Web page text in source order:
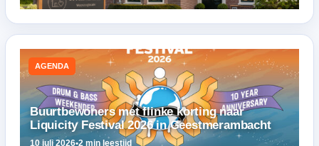
AGENDA
Buurtbewoners met flinke korting naar
Liquicity Festival 2026 in Geestmerambacht
10 juli 2026•2 min leestijd